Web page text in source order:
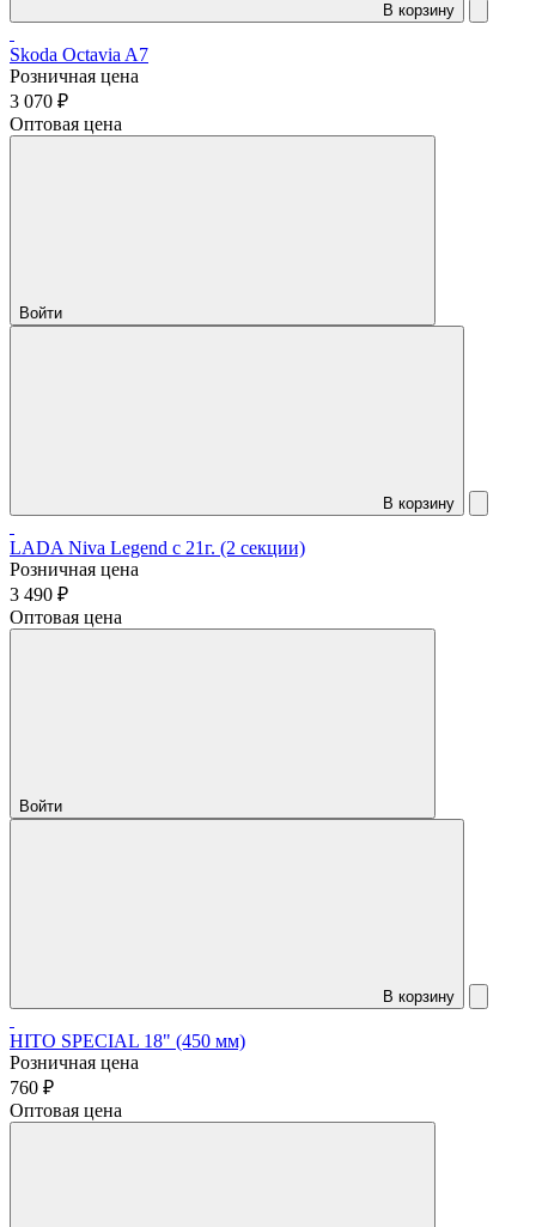
В корзину
Skoda Octavia A7
Розничная цена
3 070 ₽
Оптовая цена
Войти
В корзину
LADA Niva Legend с 21г. (2 секции)
Розничная цена
3 490 ₽
Оптовая цена
Войти
В корзину
HITO SPECIAL 18" (450 мм)
Розничная цена
760 ₽
Оптовая цена